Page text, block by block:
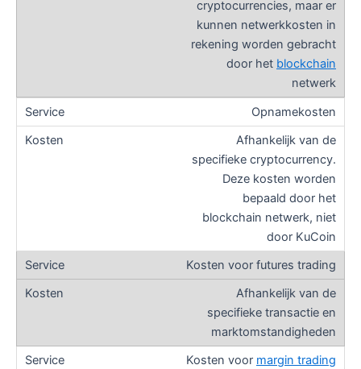
cryptocurrencies, maar er
kunnen netwerkkosten in
rekening worden gebracht
door het blockchain
netwerk
Opnamekosten
Afhankelijk van de
specifieke cryptocurrency.
Deze kosten worden
bepaald door het
blockchain netwerk, niet
door KuCoin
Kosten voor futures trading
Afhankelijk van de
specifieke transactie en
marktomstandigheden
Kosten voor margin trading